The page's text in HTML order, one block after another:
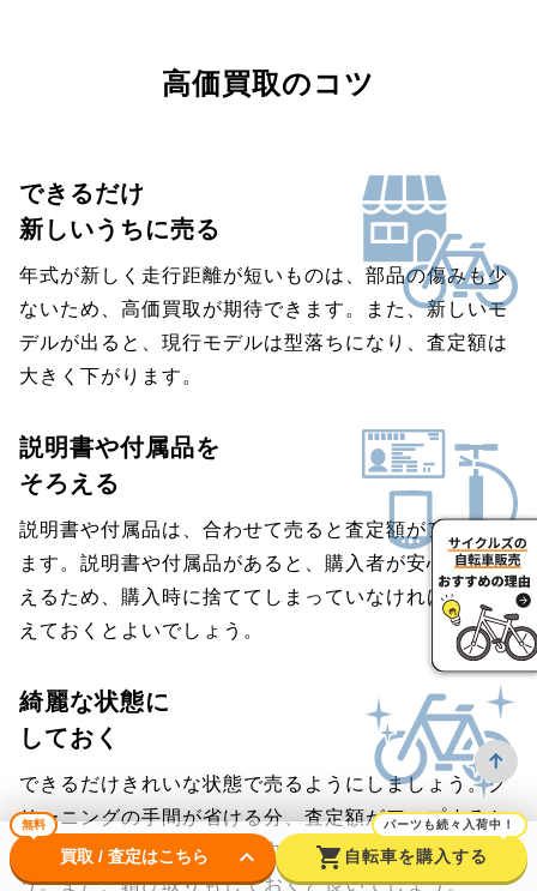
高価買取のコツ
できるだけ
新しいうちに売る
年式が新しく走行距離が短いものは、部品の傷みも少
ないため、高価買取が期待できます。また、新しいモ
デルが出ると、現行モデルは型落ちになり、査定額は
大きく下がります。
説明書や付属品を
そろえる
説明書や付属品は、合わせて売ると査定額がアップし
ます。説明書や付属品があると、購入者が安心して買
えるため、購入時に捨ててしまっていなければ、そろ
えておくとよいでしょう。
綺麗な状態に
しておく
できるだけきれいな状態で売るようにしましょう。ク
リーニングの手間が省ける分、査定額がアップするか
も。フレームは、濡れた雑巾などで拭いておきましょ
う。また、錆び取りもしておくと良いでしょう。
無料
買取 / 査定はこちら keyboard_arrow_down shopping_cart
パーツも続々入荷中！
自転車を購入する